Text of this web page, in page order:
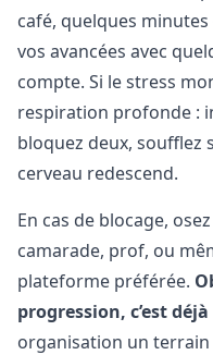
café, quelques
vos avancées avec
compte. Si le stress
respiration profonde :
bloquez deux, soufflez
cerveau redescend.
En cas de blocage,
camarade, prof, ou
plateforme préférée.
progression, c’est
organisation un